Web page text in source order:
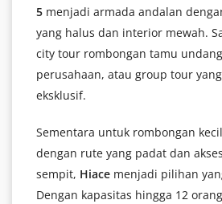
5 menjadi armada andalan
yang halus dan interior mewah.
city tour rombongan tamu
perusahaan, atau group tour
eksklusif.
Sementara untuk rombongan
dengan rute yang padat dan
sempit, Hiace menjadi pilihan
Dengan kapasitas hingga 12